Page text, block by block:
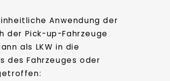
Anwendung der
der Pick-up-Fahrzeuge
als LKW in die
des Fahrzeuges oder